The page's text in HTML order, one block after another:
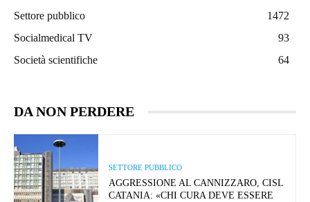
Settore pubblico
1472
Socialmedical TV
93
Società scientifiche
64
DA NON PERDERE
SETTORE PUBBLICO
AGGRESSIONE AL CANNIZZARO, CISL
CATANIA: «CHI CURA DEVE ESSERE